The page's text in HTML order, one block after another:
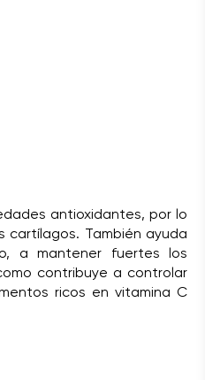
antioxidantes, por lo
cartílagos. También ayuda
a mantener fuertes los
contribuye a controlar
ricos en vitamina C